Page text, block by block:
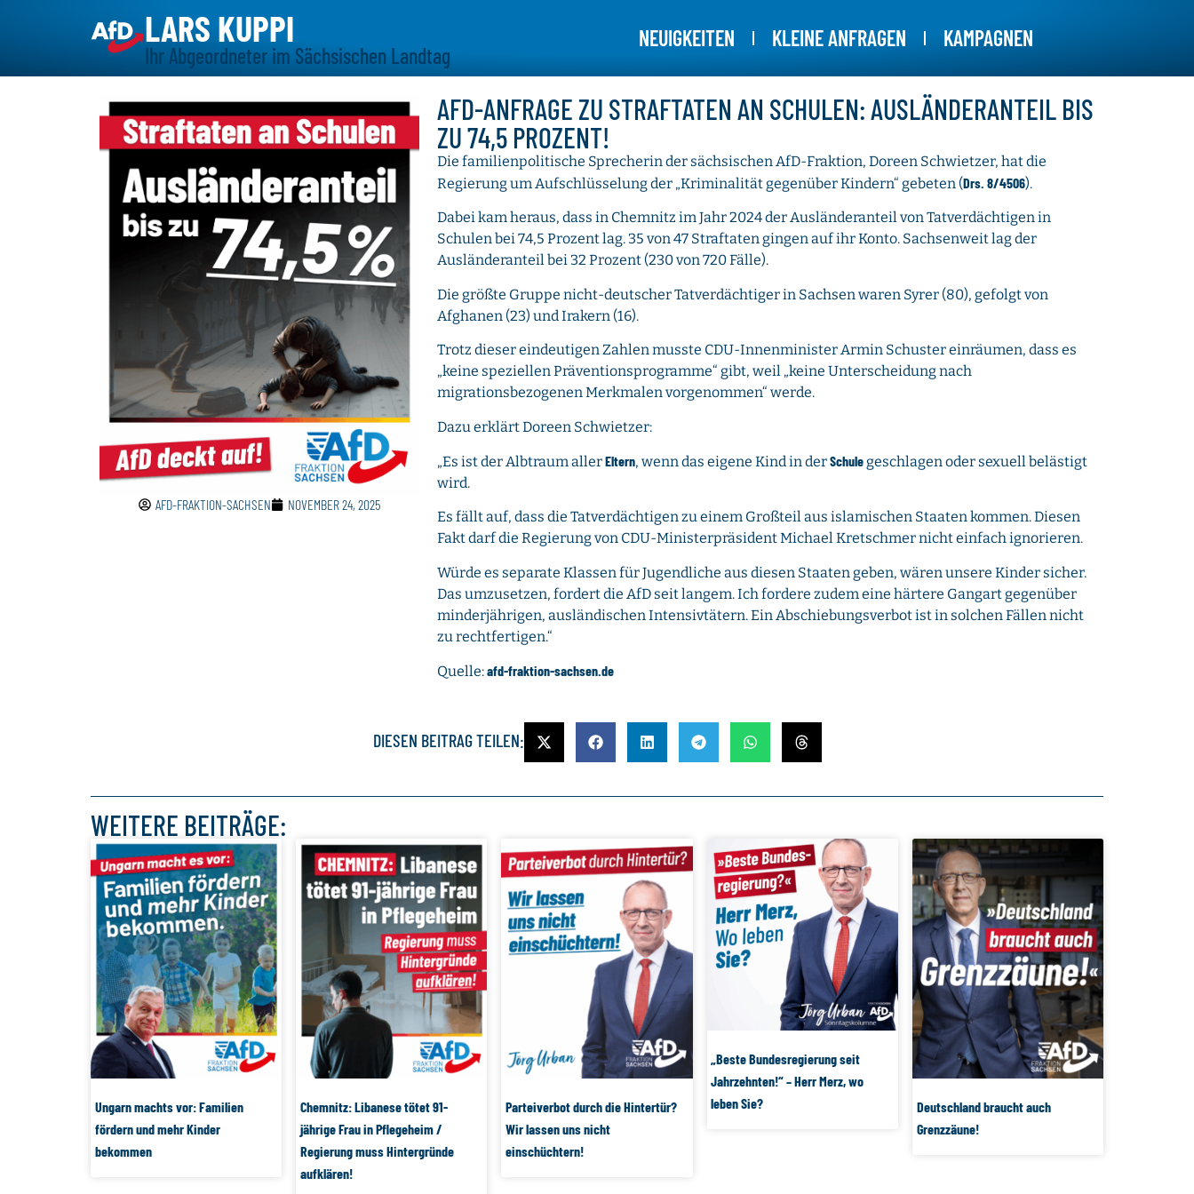
LARS KUPPI
Ihr Abgeordneter im Sächsischen Landtag
NEUIGKEITEN KLEINE ANFRAGEN KAMPAGNEN
AFD-FRAKTION-SACHSEN NOVEMBER 24, 2025
AFD-ANFRAGE ZU STRAFTATEN AN SCHULEN: AUSLÄNDERANTEIL BIS
ZU 74,5 PROZENT!
Die familienpolitische Sprecherin der sächsischen AfD-Fraktion, Doreen Schwietzer, hat die
Regierung um Aufschlüsselung der „Kriminalität gegenüber Kindern“ gebeten (Drs. 8/4506).
Dabei kam heraus, dass in Chemnitz im Jahr 2024 der Ausländeranteil von Tatverdächtigen in
Schulen bei 74,5 Prozent lag. 35 von 47 Straftaten gingen auf ihr Konto. Sachsenweit lag der
Ausländeranteil bei 32 Prozent (230 von 720 Fälle).
Die größte Gruppe nicht-deutscher Tatverdächtiger in Sachsen waren Syrer (80), gefolgt von
Afghanen (23) und Irakern (16).
Trotz dieser eindeutigen Zahlen musste CDU-Innenminister Armin Schuster einräumen, dass es
„keine speziellen Präventionsprogramme“ gibt, weil „keine Unterscheidung nach
migrationsbezogenen Merkmalen vorgenommen“ werde.
Dazu erklärt Doreen Schwietzer:
„Es ist der Albtraum allerEltern, wenn das eigene Kind in derSchulegeschlagen oder sexuell belästigt
wird.
Es fällt auf, dass die Tatverdächtigen zu einem Großteil aus islamischen Staaten kommen. Diesen
Fakt darf die Regierung von CDU-Ministerpräsident Michael Kretschmer nicht einfach ignorieren.
Würde es separate Klassen für Jugendliche aus diesen Staaten geben, wären unsere Kinder sicher.
Das umzusetzen, fordert die AfD seit langem. Ich fordere zudem eine härtere Gangart gegenüber
minderjährigen, ausländischen Intensivtätern. Ein Abschiebungsverbot ist in solchen Fällen nicht
zu rechtfertigen.“
Quelle:afd-fraktion-sachsen.de
DIESEN BEITRAG TEILEN:
WEITERE BEITRÄGE:
Ungarn machts vor: Familien
fördern und mehr Kinder
bekommen
Chemnitz: Libanese tötet 91-
jährige Frau in Pflegeheim /
Regierung muss Hintergründe
aufklären!
Parteiverbot durch die Hintertür?
Wir lassen uns nicht
einschüchtern!
„Beste Bundesregierung seit
Jahrzehnten!“ – Herr Merz, wo
leben Sie?
Deutschland braucht auch
Grenzzäune!